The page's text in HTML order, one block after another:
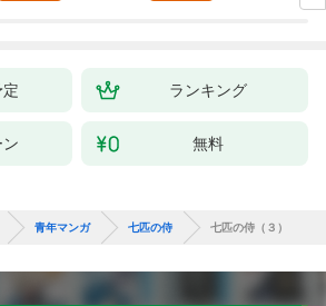
ランキング
無料
青年マンガ 七匹の侍 七匹の侍（３）